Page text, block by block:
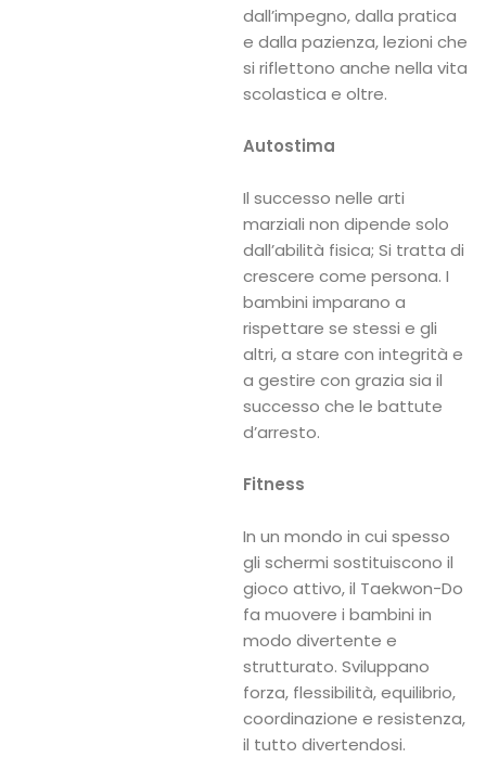
dall’impegno, dalla pratica
e dalla pazienza, lezioni che
si riflettono anche nella vita
scolastica e oltre.
Autostima
Il successo nelle arti
marziali non dipende solo
dall’abilità fisica; Si tratta di
crescere come persona. I
bambini imparano a
rispettare se stessi e gli
altri, a stare con integrità e
a gestire con grazia sia il
successo che le battute
d’arresto.
Fitness
In un mondo in cui spesso
gli schermi sostituiscono il
gioco attivo, il Taekwon-Do
fa muovere i bambini in
modo divertente e
strutturato. Sviluppano
forza, flessibilità, equilibrio,
coordinazione e resistenza,
il tutto divertendosi.